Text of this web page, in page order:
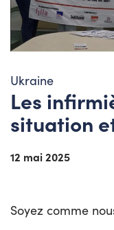
Ukraine
Les
situation
12 mai 2025
Soyez comme